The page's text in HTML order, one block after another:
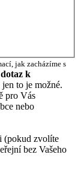
jak zacházíme s
k
to je možné.
pro Vás
nebo
(pokud zvolíte
bez Vašeho